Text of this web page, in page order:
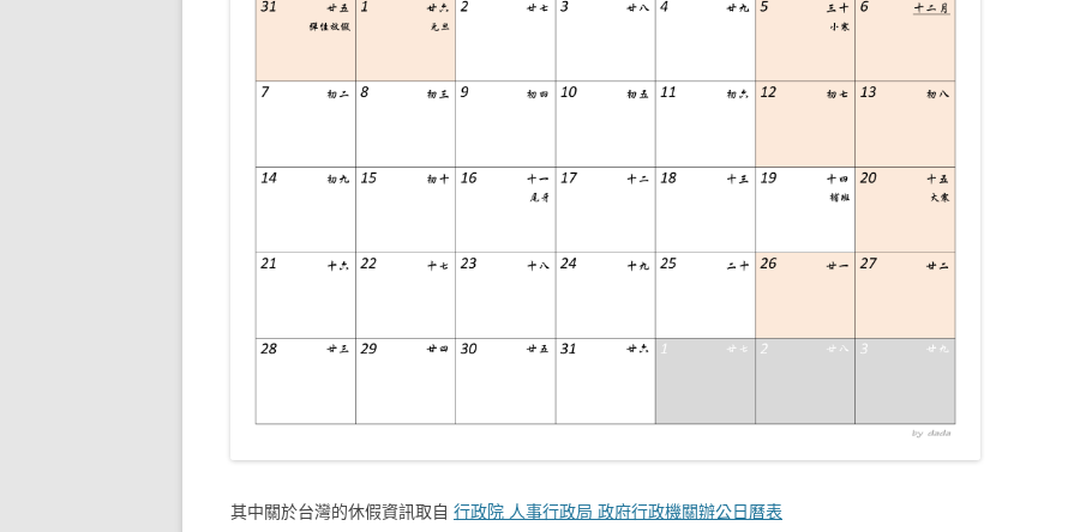
其中關於台灣的休假資訊取自 行政院 人事行政局 政府行政機關辦公日曆表